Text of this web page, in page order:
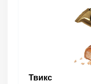
Твикс